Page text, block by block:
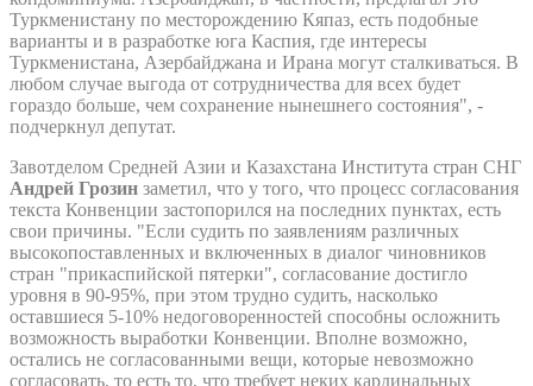
Туркменистану по месторождению Кяпаз, есть подобные
варианты и в разработке юга Каспия, где интересы
Туркменистана, Азербайджана и Ирана могут сталкиваться. В
любом случае выгода от сотрудничества для всех будет
гораздо больше, чем сохранение нынешнего состояния", -
подчеркнул депутат.
Завотделом Средней Азии и Казахстана Института стран СНГ
Андрей Грозин заметил, что у того, что процесс согласования
текста Конвенции застопорился на последних пунктах, есть
свои причины. "Если судить по заявлениям различных
высокопоставленных и включенных в диалог чиновников
стран "прикаспийской пятерки", согласование достигло
уровня в 90-95%, при этом трудно судить, насколько
оставшиеся 5-10% недоговоренностей способны осложнить
возможность выработки Конвенции. Вполне возможно,
остались не согласованными вещи, которые невозможно
согласовать, то есть то, что требует неких кардинальных